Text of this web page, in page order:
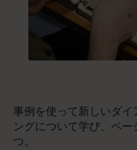
事例を使って新しいダ
ングについて学び、ペ
つ。